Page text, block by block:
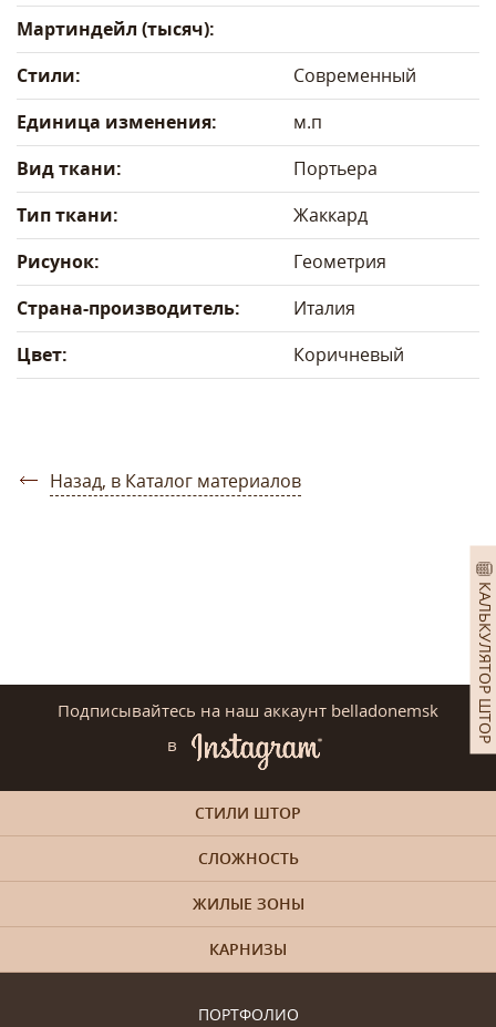
КАЛЬКУЛЯТОР ШТОР
Мартиндейл (тысяч):
Стили:
Современный
Единица изменения:
м.п
Вид ткани:
Портьера
Тип ткани:
Жаккард
Рисунок:
Геометрия
Страна-производитель:
Италия
Цвет:
Коричневый
Назад, в Каталог материалов
Подписывайтесь на наш аккаунт belladonemsk
в
ПОРТФОЛИО
СТИЛИ ШТОР
СЛОЖНОСТЬ
ЖИЛЫЕ ЗОНЫ
КАРНИЗЫ